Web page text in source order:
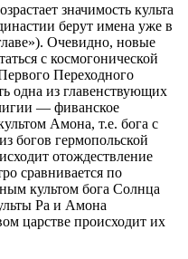
значимость культа
берут имена уже в
Очевидно, новые
с космогонической
Переходного
одна из главенствующих
— фиванское
Амона, т.е. бога с
богов гермопольской
отождествление
сравнивается по
культом бога Солнца
Ра и Амона
царстве происходит их